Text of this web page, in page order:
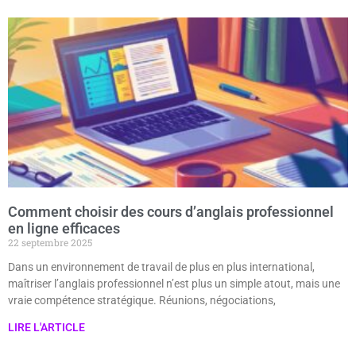
Comment choisir des cours d’anglais professionnel
en ligne efficaces
22 septembre 2025
Dans un environnement de travail de plus en plus international,
maîtriser l’anglais professionnel n’est plus un simple atout, mais une
vraie compétence stratégique. Réunions, négociations,
LIRE L'ARTICLE